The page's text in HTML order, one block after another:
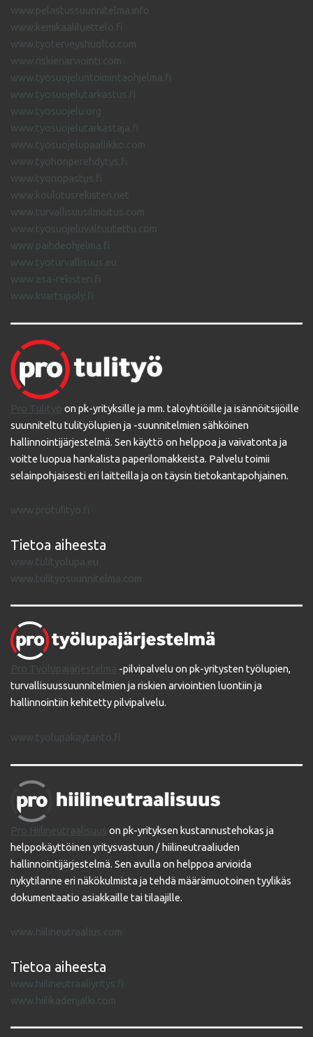
www.pelastussuunnitelma.info
www.kemikaaliluettelo.fi
www.tyoterveyshuolto.com
www.riskienarviointi.com
www.tyosuojeluntoimintaohjelma.fi
www.tyosuojelutarkastus.fi
www.tyosuojelu.org
www.tyosuojelutarkastaja.fi
www.tyosuojelupaallikko.com
www.tyohonperehdytys.fi
www.tyonopastus.fi
www.koulutusrekisteri.net
www.turvallisuusilmoitus.com
www.tyosuojeluvaltuutettu.com
www.paihdeohjelma.fi
www.tyoturvallisuus.eu
www.asa-rekisteri.fi
www.kvartsipoly.fi
Pro Tulityö on pk-yrityksille ja mm. taloyhtiöille ja isännöitsijöille
suunniteltu tulityölupien ja -suunnitelmien sähköinen
hallinnointijärjestelmä. Sen käyttö on helppoa ja vaivatonta ja
voitte luopua hankalista paperilomakkeista. Palvelu toimii
selainpohjaisesti eri laitteilla ja on täysin tietokantapohjainen.
www.protulityo.fi
Tietoa aiheesta
www.tulityolupa.eu
www.tulityosuunnitelma.com
Pro Työlupajärjestelmä -pilvipalvelu on pk-yritysten työlupien,
turvallisuussuunnitelmien ja riskien arviointien luontiin ja
hallinnointiin kehitetty pilvipalvelu.
www.tyolupakaytanto.fi
Pro Hiilineutraalisuus on pk-yrityksen kustannustehokas ja
helppokäyttöinen yritysvastuun / hiilineutraaliuden
hallinnointijärjestelmä. Sen avulla on helppoa arvioida
nykytilanne eri näkökulmista ja tehdä määrämuotoinen tyylikäs
dokumentaatio asiakkaille tai tilaajille.
www.hiilineutraalius.com
Tietoa aiheesta
www.hiilineutraaliyritys.fi
www.hiilikadenjalki.com